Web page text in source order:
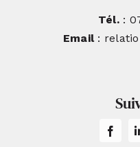
Tél.:
Email: